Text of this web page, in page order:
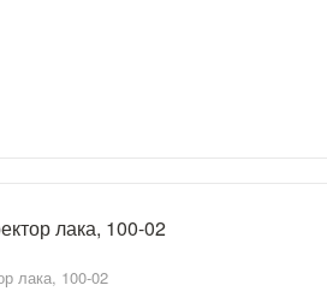
лака, 100-02
лака, 100-02